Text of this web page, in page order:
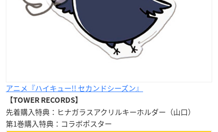
アニメ『ハイキュー!! セカンドシーズン』
【TOWER RECORDS】
先着購入特典：ヒナガラスアクリルキーホルダー（山口）
第1巻購入特典：コラボポスター